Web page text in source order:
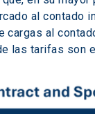
al contado
cargas al
las tarifas son